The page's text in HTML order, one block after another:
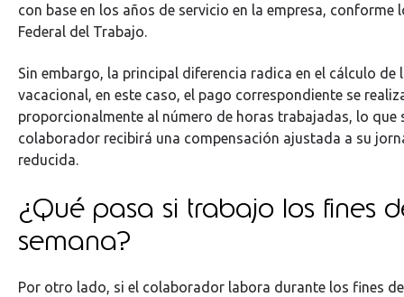
con base en los años de servicio en la empresa, conforme
Federal del Trabajo.
Sin embargo, la principal diferencia radica en el cálculo de
vacacional, en este caso, el pago correspondiente se
proporcionalmente al número de horas trabajadas, lo que
colaborador recibirá una compensación ajustada a su
reducida.
¿Qué pasa si trabajo los fines
semana?
Por otro lado, si el colaborador labora durante los fines